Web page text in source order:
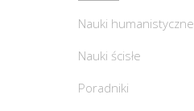
Nauki humanistyczne
Nauki ścisłe
Poradniki